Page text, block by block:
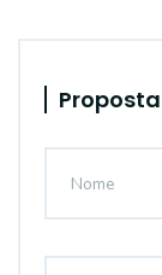
Proposta